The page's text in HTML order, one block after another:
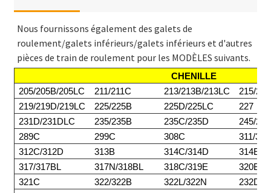
Nous fournissons également des galets de
roulement/galets inférieurs/galets inférieurs et d'autres
pièces de train de roulement pour les MODÈLES suivants.
CHENILLE
205/205B/205LC
211/211C 213/213B/213LC
215/
219/219D/219LC
225/225B 225D/225LC
227
231D/231DLC
235/235B 235C/235D
245/
289C
299C 308C
311/
312C/312D
313B 314C/314D
314E/
317/317BL
317N/318BL 318C/319E
320BL/
321C
322/322B 322L/322N
232DL/